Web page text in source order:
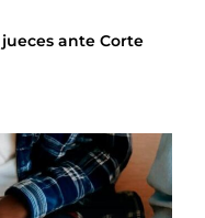
ante Corte